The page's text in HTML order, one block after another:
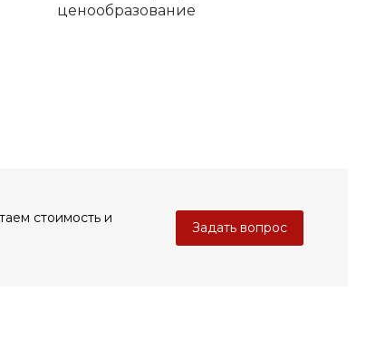
ценообразование
стоимость и
Задать вопрос